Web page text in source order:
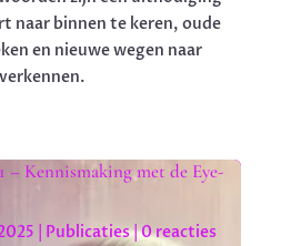
naar binnen te keren, oude
en nieuwe wegen naar
Kennismaking met de Eye-
Publicaties| 0 reacties